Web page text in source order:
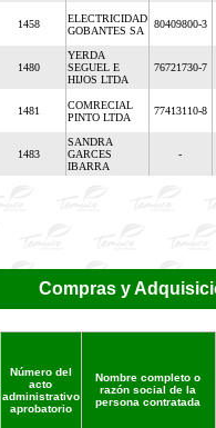
1458
ELECTRICIDAD
GOBANTES SA
80409800-3
1480
YERDA
SEGUEL E
HIJOS LTDA
76721730-7
1481
COMRECIAL
PINTO LTDA
77413110-8
1483
SANDRA
GARCES
IBARRA
-
Compras y
Número del
acto
administrativo
aprobatorio
Nombre completo o
razón social de la
persona contratada